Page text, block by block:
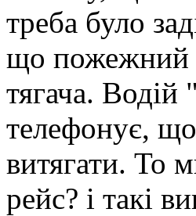
треба було
що пожежний
тягача. Водій
телефонує, що
витягати. То
рейс? і такі